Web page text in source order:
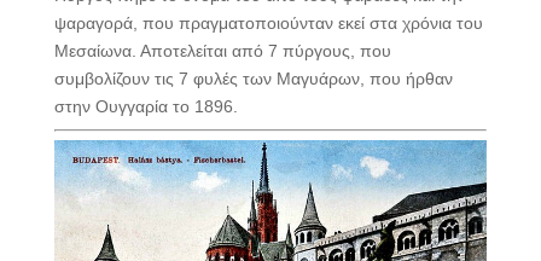
ψαραγορά, που πραγματοποιούνταν εκεί στα χρόνια του
Μεσαίωνα. Αποτελείται από 7 πύργους, που
συμβολίζουν τις 7 φυλές των Μαγυάρων, που ήρθαν
στην Ουγγαρία το 1896.